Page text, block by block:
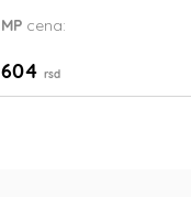
MP cena:
604rsd